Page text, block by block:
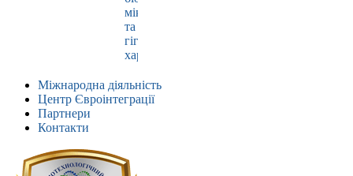
мікробіології
та
гігієни
харчування
Міжнародна діяльність
Центр Євроінтеграції
Партнери
Контакти